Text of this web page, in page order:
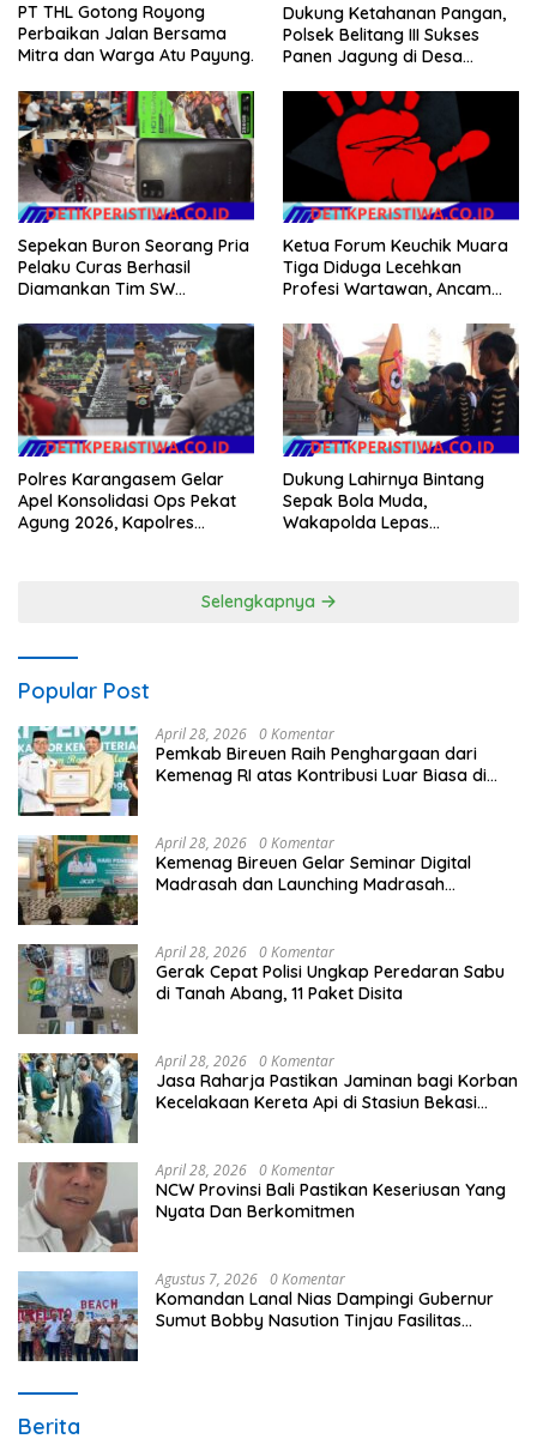
PT THL Gotong Royong
Perbaikan Jalan Bersama
Mitra dan Warga Atu Payung.
Dukung Ketahanan Pangan,
Polsek Belitang III Sukses
Panen Jagung di Desa
Sepekan Buron Seorang Pria
Pelaku Curas Berhasil
Diamankan Tim SW
Ketua Forum Keuchik Muara
Tiga Diduga Lecehkan
Profesi Wartawan, Ancam
Polres Karangasem Gelar
Apel Konsolidasi Ops Pekat
Agung 2026, Kapolres
Dukung Lahirnya Bintang
Sepak Bola Muda,
Wakapolda Lepas
Selengkapnya
Popular Post
April 28, 2026 0 Komentar
Pemkab Bireuen Raih Penghargaan dari
Kemenag RI atas Kontribusi Luar Biasa di
April 28, 2026 0 Komentar
Kemenag Bireuen Gelar Seminar Digital
Madrasah dan Launching Madrasah
April 28, 2026 0 Komentar
Gerak Cepat Polisi Ungkap Peredaran Sabu
di Tanah Abang, 11 Paket Disita
April 28, 2026 0 Komentar
Jasa Raharja Pastikan Jaminan bagi Korban
Kecelakaan Kereta Api di Stasiun Bekasi
April 28, 2026 0 Komentar
NCW Provinsi Bali Pastikan Keseriusan Yang
Nyata Dan Berkomitmen
Agustus 7, 2026 0 Komentar
Komandan Lanal Nias Dampingi Gubernur
Sumut Bobby Nasution Tinjau Fasilitas
Berita